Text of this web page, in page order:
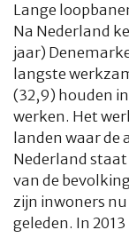
Lange
Na Nederland
jaar)
langste
(32,9) houden
werken. Het
landen waar de
Nederland staat
van de
zijn inwoners
geleden. In